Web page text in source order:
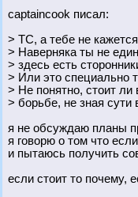
captaincook писал:
> ТС, а тебе не
> Наверняка ты не
> здесь есть
> Или это специально
> Не понятно, стоит
> борьбе, не зная сути
я не обсуждаю планы
я говорю о том что
и пытаюсь получить
если стоит то почему,